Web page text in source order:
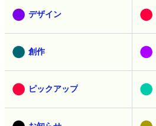
デザイン
創作
ピックアップ